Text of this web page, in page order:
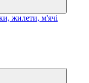
жилети, м'ячі